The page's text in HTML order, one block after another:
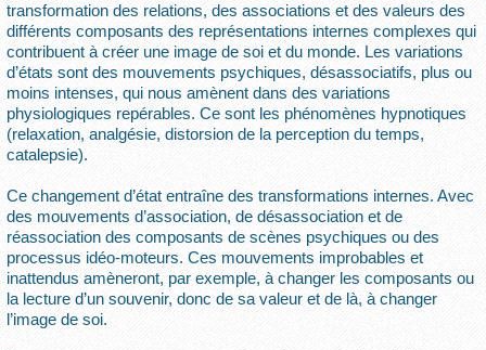
transformation des relations, des associations et des valeurs des
différents composants des représentations internes complexes qui
contribuent à créer une image de soi et du monde. Les variations
d’états sont des mouvements psychiques, désassociatifs, plus ou
moins intenses, qui nous amènent dans des variations
physiologiques repérables. Ce sont les phénomènes hypnotiques
(relaxation, analgésie, distorsion de la perception du temps,
catalepsie).
Ce changement d’état entraîne des transformations internes. Avec
des mouvements d’association, de désassociation et de
réassociation des composants de scènes psychiques ou des
processus idéo-moteurs. Ces mouvements improbables et
inattendus amèneront, par exemple, à changer les composants ou
la lecture d’un souvenir, donc de sa valeur et de là, à changer
l’image de soi.